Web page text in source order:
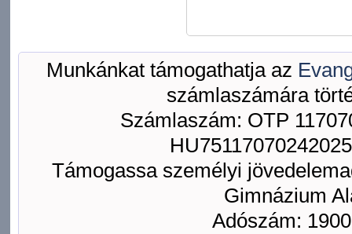
Munkánkat támogathatja az
számlaszámára
Számlaszám: OTP
Támogassa személyi
Gimnázium
Adószám: